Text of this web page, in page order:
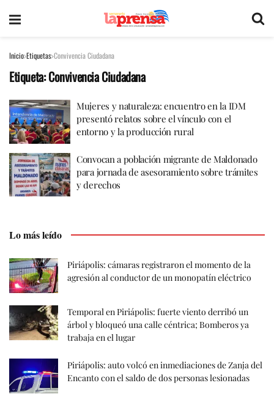
Inicio Etiquetas Convivencia Ciudadana
Etiqueta:Convivencia Ciudadana
Mujeres y naturaleza: encuentro en la IDM
presentó relatos sobre el vínculo con el
entorno y la producción rural
Convocan a población migrante de Maldonado
para jornada de asesoramiento sobre trámites
y derechos
Lo más leído
Piriápolis: cámaras registraron el momento de la
agresión al conductor de un monopatín eléctrico
Temporal en Piriápolis: fuerte viento derribó un
árbol y bloqueó una calle céntrica; Bomberos ya
trabaja en el lugar
Piriápolis: auto volcó en inmediaciones de Zanja del
Encanto con el saldo de dos personas lesionadas